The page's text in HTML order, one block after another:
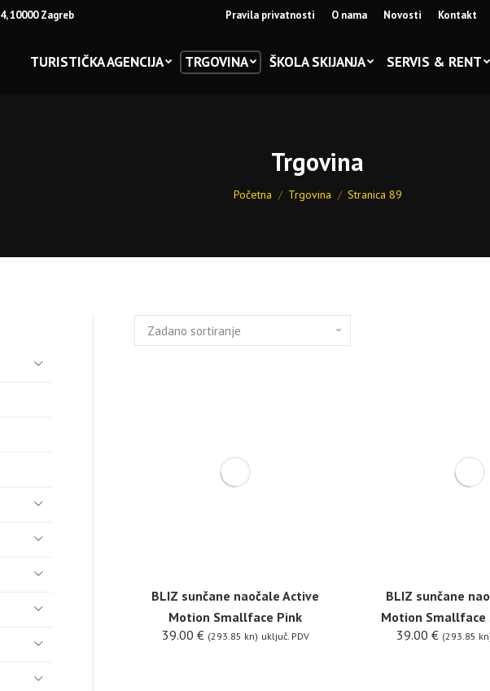
10000 Zagreb Pravila privatnosti O nama Novosti Kontakt
TURISTIČKA AGENCIJA TRGOVINA ŠKOLA SKIJANJA SERVIS & RENT
Trgovina
You are here:
Početna Trgovina Stranica 89
BLIZ sunčane naočale Active
Motion Smallface Pink
39.00 € (293.85 kn) uključ. PDV
BLIZ sunčane
Motion Smallface
39.00 € (293.85